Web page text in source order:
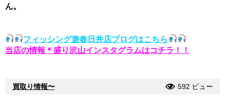
ん。
フィッシング遊春日井店ブログはこちら
当店の情報＊盛り沢山インスタグラムはコチラ！！
買取り情報〜 592 ビュー